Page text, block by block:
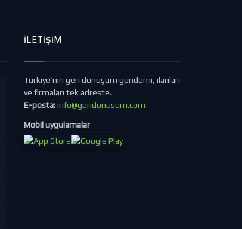
İLETIŞIM
Türkiye’nin geri dönüşüm gündemi, ilanları
ve firmaları tek adreste.
E-posta:info@geridonusum.com
Mobil uygulamalar